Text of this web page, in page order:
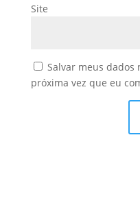
Site
Salvar meus dados
próxima vez que eu